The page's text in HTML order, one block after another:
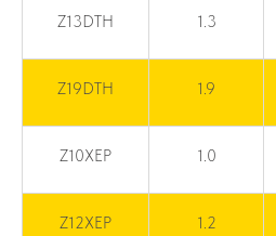
Z13DTH 1.3
Z19DTH 1.9
Z10XEP 1.0
Z12XEP 1.2